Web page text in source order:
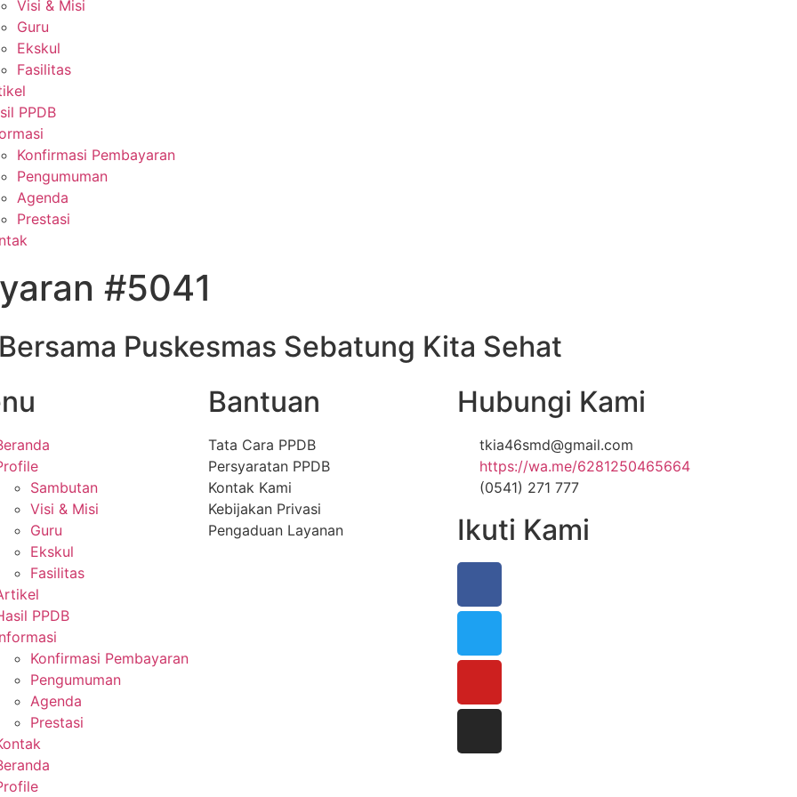
Visi & Misi
Guru
Ekskul
Fasilitas
PPDB
Konfirmasi Pembayaran
Pengumuman
Agenda
Prestasi
#5041
Puskesmas Sebatung Kita Sehat
Sambutan
Visi & Misi
Guru
Ekskul
Fasilitas
PPDB
Konfirmasi Pembayaran
Pengumuman
Agenda
Prestasi
Bantuan
Tata Cara PPDB
Persyaratan PPDB
Kontak Kami
Kebijakan Privasi
Pengaduan Layanan
Hubungi Kami
tkia46smd@gmail.com
https://wa.me/6281250465664
(0541) 271 777
Ikuti Kami